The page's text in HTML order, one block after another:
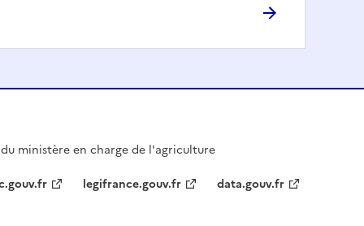
ministère en charge de l'agriculture
legifrance.gouv.fr data.gouv.fr